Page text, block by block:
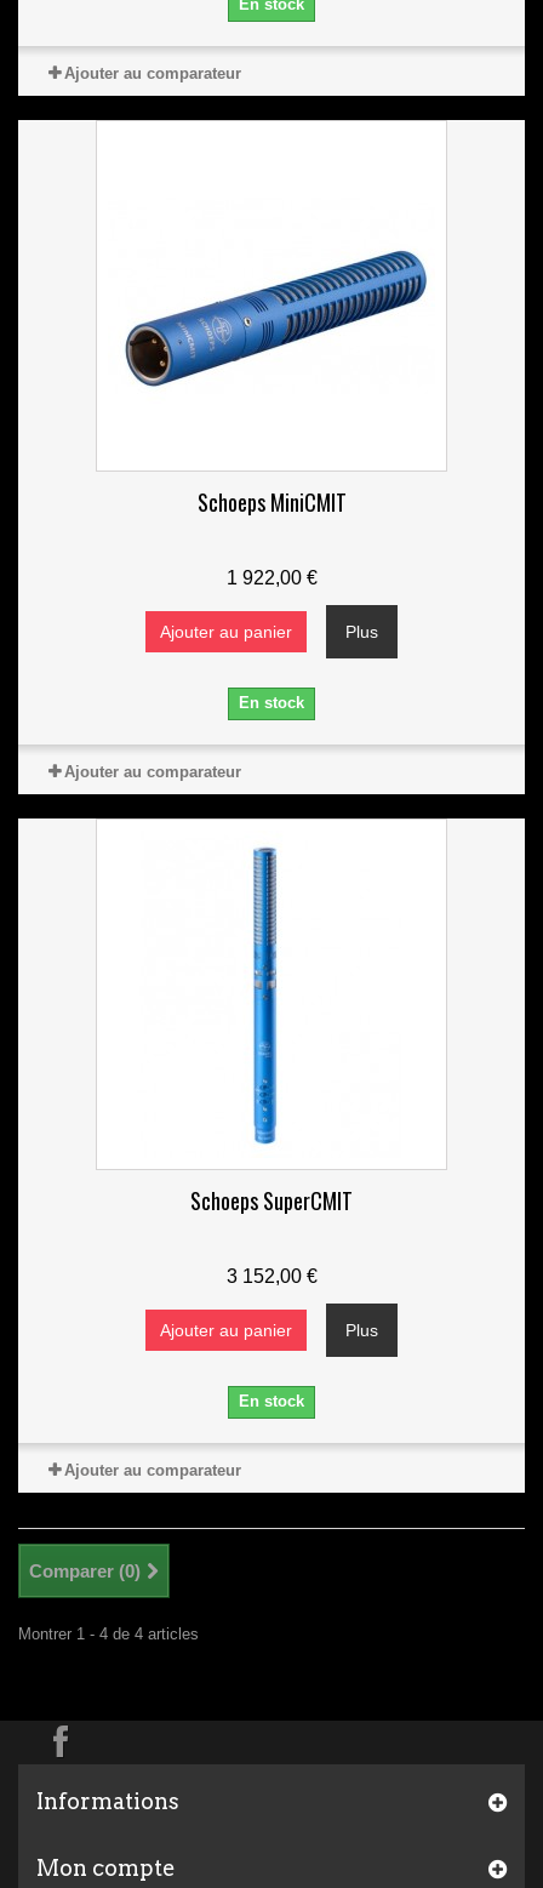
En stock
Ajouter au comparateur
Schoeps MiniCMIT
1 922,00 €
Ajouter au panier Plus
En stock
Ajouter au comparateur
Schoeps SuperCMIT
3 152,00 €
Ajouter au panier Plus
En stock
Ajouter au comparateur
Comparer (0)
Montrer 1 - 4 de 4 articles
Informations
Mon compte